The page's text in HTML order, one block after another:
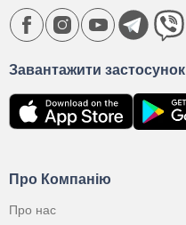
Про Компанію
Про нас
Завантажити застосунок